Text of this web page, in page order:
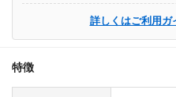
詳しくはご利用ガ
特徴